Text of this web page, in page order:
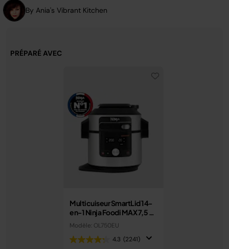
By Ania's Vibrant Kitchen
PRÉPARÉ AVEC
Multicuiseur SmartLid 14-
en-1 Ninja Foodi MAX 7,5 L
avec couvercle intelligent
OL750EU
Modèle: OL750EU
4.3 (2241)